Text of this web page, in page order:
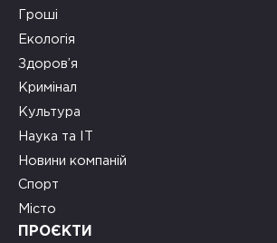
Гроші
Екологія
Здоров’я
Кримінал
Культура
Наука та ІТ
Новини компаній
Спорт
Місто
ПРОЄКТИ